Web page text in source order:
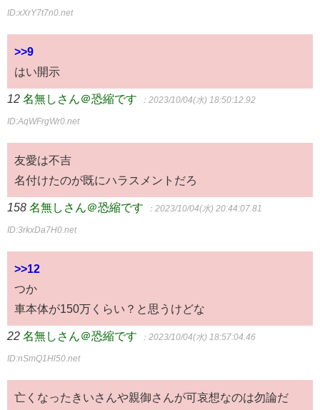
ID:xXrY7t7n0.net
>>9
はい開示
12 名無しさん＠恐縮です ：2023/10/04(水) 18:50:12.92
ID:AqWFrgWr0.net
友愛は不吉
名付けたのが既にハラスメントだろ
158 名無しさん＠恐縮です ：2023/10/04(水) 20:44:07.81
ID:3rkxDa7H0.net
>>12
つか
車本体が150万くらい？と思うけどな
22 名無しさん＠恐縮です ：2023/10/04(水) 18:57:04.46
ID:nSmQ1Hl50.net
亡くなったきいさんや親御さんが可哀想なのは勿論だ